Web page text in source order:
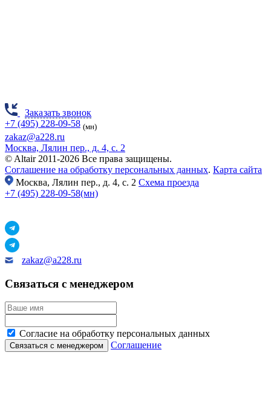
Заказать звонок
+7 (495) 228-09-58 (мн)
zakaz@a228.ru
Москва, Лялин пер., д. 4, с. 2
© Altair 2011-2026 Все права защищены.
Соглашение на обработку персональных данных. Карта сайта
Москва, Лялин пер., д. 4, с. 2 Схема проезда
+7 (495) 228-09-58(мн)
zakaz@a228.ru
Связаться с менеджером
Согласие на обработку персональных данных
Соглашение